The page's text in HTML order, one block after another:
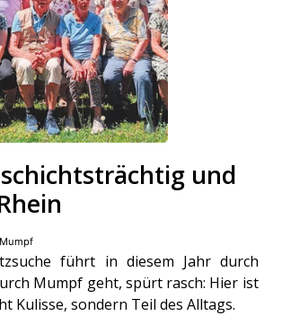
und
Mumpf
führt in diesem Jahr durch
Mumpf geht, spürt rasch: Hier ist
Kulisse, sondern Teil des Alltags.